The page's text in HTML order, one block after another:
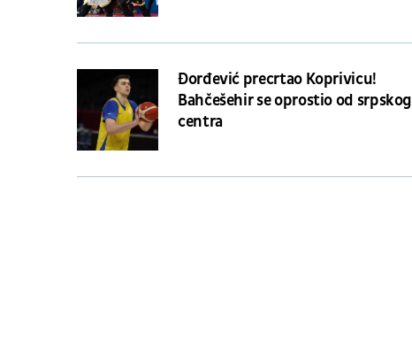
Đorđević precrtao Koprivicu!
Bahčešehir se oprostio od srpskog
centra